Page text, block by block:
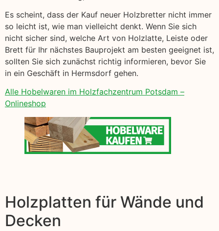
Es scheint, dass der Kauf neuer Holzbretter nicht immer
so leicht ist, wie man vielleicht denkt. Wenn Sie sich
nicht sicher sind, welche Art von Holzlatte, Leiste oder
Brett für Ihr nächstes Bauprojekt am besten geeignet ist,
sollten Sie sich zunächst richtig informieren, bevor Sie
in ein Geschäft in Hermsdorf gehen.
Alle Hobelwaren im Holzfachzentrum Potsdam –
Onlineshop
Holzplatten für Wände und
Decken